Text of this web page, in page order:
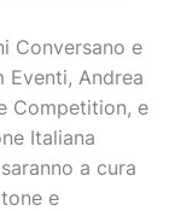
Conversano e
Eventi, Andrea
Competition, e
Italiana
a cura
e